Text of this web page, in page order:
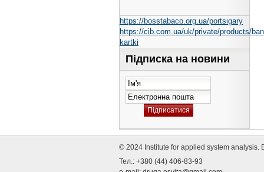
https://bosstabaco.org.ua/portsigary
https://cib.com.ua/uk/private/products/
kartki
Підписка на новини
© 2024 Institute for applied system analysis.
Тел.: +380 (44) 406-83-93